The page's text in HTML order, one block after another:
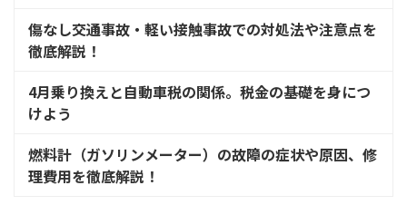
傷なし交通事故・軽い接触事故での対処法や注意点を
徹底解説！
4月乗り換えと自動車税の関係。税金の基礎を身につ
けよう
燃料計（ガソリンメーター）の故障の症状や原因、修
理費用を徹底解説！